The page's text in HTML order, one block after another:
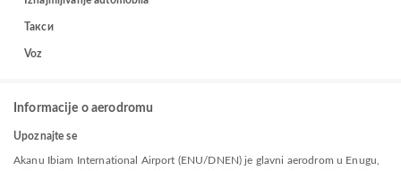
Такси
Voz
Informacije o aerodromu
Upoznajte se
Akanu Ibiam International Airport (ENU/DNEN) je glavni aerodrom u Enugu,